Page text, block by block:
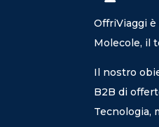
OffriViaggi
Molecole, il
Il nostro
B2B di
Tecnologia,